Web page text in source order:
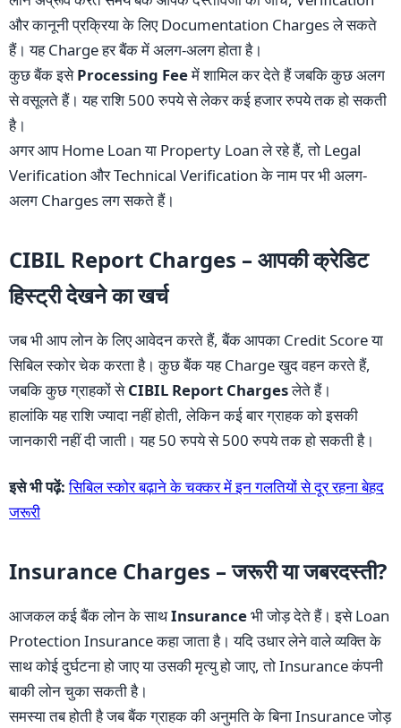
और कानूनी प्रक्रिया के लिए Documentation Charges ले सकते
हैं। यह Charge हर बैंक में अलग-अलग होता है।
कुछ बैंक इसेProcessing Feeमें शामिल कर देते हैं जबकि कुछ अलग
से वसूलते हैं। यह राशि 500 रुपये से लेकर कई हजार रुपये तक हो सकती
है।
अगर आप Home Loan या Property Loan ले रहे हैं, तो Legal
Verification और Technical Verification के नाम पर भी अलग-
अलग Charges लग सकते हैं।
CIBIL Report Charges – आपकी क्रेडिट
हिस्ट्री देखने का खर्च
जब भी आप लोन के लिए आवेदन करते हैं, बैंक आपका Credit Score या
सिबिल स्कोर चेक करता है। कुछ बैंक यह Charge खुद वहन करते हैं,
जबकि कुछ ग्राहकों सेCIBIL Report Chargesलेते हैं।
हालांकि यह राशि ज्यादा नहीं होती, लेकिन कई बार ग्राहक को इसकी
जानकारी नहीं दी जाती। यह 50 रुपये से 500 रुपये तक हो सकती है।
इसे भी पढ़ें: सिबिल स्कोर बढ़ाने के चक्कर में इन गलतियों से दूर रहना बेहद
जरूरी
Insurance Charges – जरूरी या जबरदस्ती?
आजकल कई बैंक लोन के साथInsuranceभी जोड़ देते हैं। इसे Loan
Protection Insurance कहा जाता है। यदि उधार लेने वाले व्यक्ति के
साथ कोई दुर्घटना हो जाए या उसकी मृत्यु हो जाए, तो Insurance कंपनी
बाकी लोन चुका सकती है।
समस्या तब होती है जब बैंक ग्राहक की अनुमति के बिना Insurance जोड़